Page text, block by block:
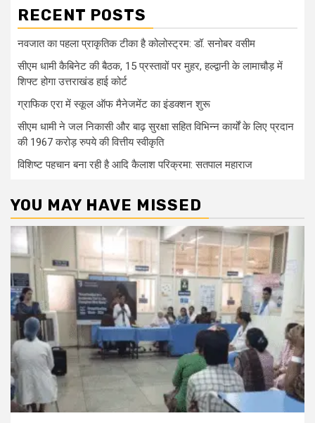
RECENT POSTS
नवजात का पहला प्राकृतिक टीका है कोलोस्ट्रम: डॉ. सनोबर वसीम
सीएम धामी कैबिनेट की बैठक, 15 प्रस्तावों पर मुहर, हल्द्वानी के लामाचौड़ में
शिफ्ट होगा उत्तराखंड हाई कोर्ट
ग्राफिक एरा में स्कूल ऑफ मैनेजमेंट का इंडक्शन शुरू
सीएम धामी ने जल निकासी और बाढ़ सुरक्षा सहित विभिन्न कार्यों के लिए प्रदान
की 1967 करोड़ रुपये की वित्तीय स्वीकृति
विशिष्ट पहचान बना रही है आदि कैलाश परिक्रमा: सतपाल महाराज
YOU MAY HAVE MISSED